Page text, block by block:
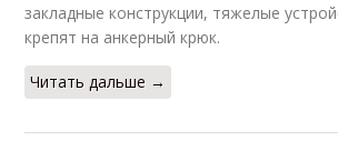
закладные конструкции, тяжелые
крепят на анкерный крюк.
Читать дальше →